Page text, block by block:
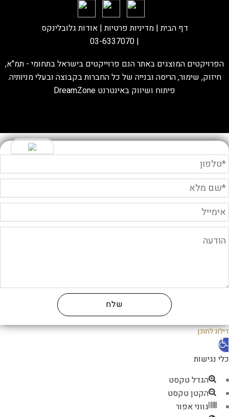
דף הבית| מדיניות פרטיות |אודות גלובלינקס
|
03-6337070
הפרויקטים המוצגים באתר הנם פרוייקטים בישראל בתחומי - תמ"א,
חיזוק, שימור, הריסה ובנייה של כל החברות בקבוצה ובעלי מניותיה.
פיתוח ושיווק באינטרנט DreamZone
דילוג לתוכן
פתח
סרגל
כלי נגישות
הגדל טקסט
הקטן טקסט
גווני אפור